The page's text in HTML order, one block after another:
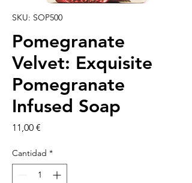
SKU: SOP500
Pomegranate
Velvet: Exquisite
Pomegranate
Infused Soap
11,00 €
Cantidad *